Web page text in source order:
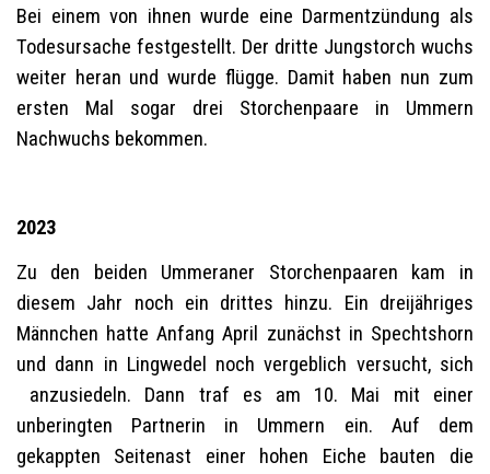
Bei einem von ihnen wurde eine Darmentzündung als
Todesursache festgestellt. Der dritte Jungstorch wuchs
weiter heran und wurde flügge. Damit haben nun zum
ersten Mal sogar drei Storchenpaare in Ummern
Nachwuchs bekommen.
2023
Zu den beiden Ummeraner Storchenpaaren kam in
diesem Jahr noch ein drittes hinzu. Ein dreijähriges
Männchen hatte Anfang April zunächst in Spechtshorn
und dann in Lingwedel noch vergeblich versucht, sich
anzusiedeln. Dann traf es am 10. Mai mit einer
unberingten Partnerin in Ummern ein. Auf dem
gekappten Seitenast einer hohen Eiche bauten die